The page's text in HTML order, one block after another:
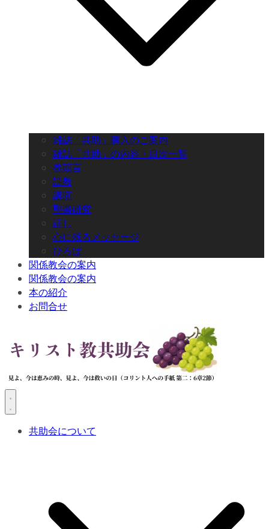
雑誌「共助」購入のご案内
雑誌「共助」の内容・目次一覧
巻頭言
説教
講演
聖書研究
証し
心に残るメッセージ
ひろば
関係教会の案内
関係教会の案内
本の紹介
お問合せ
共助会について